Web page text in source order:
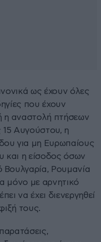
ως έχουν όλες
που έχουν
η αναστολή πτήσεων
15 Αυγούστου, η
για μη Ευρωπαίους
και η είσοδος όσων
Βουλγαρία, Ρουμανία
μόνο με αρνητικό
να έχει διενεργηθεί
τους.